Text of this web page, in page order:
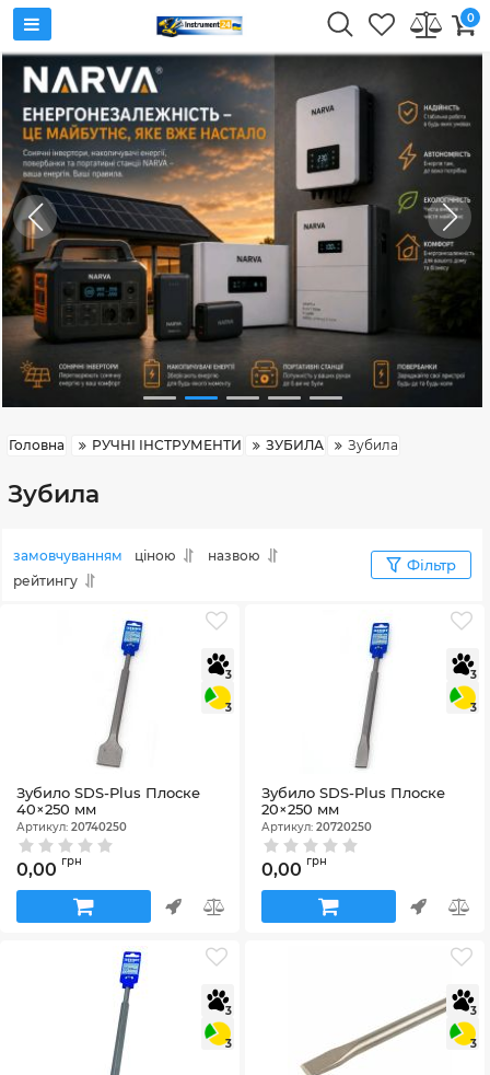
0
Головна РУЧНІ ІНСТРУМЕНТИ ЗУБИЛА Зубила
Зубила
замовчуванням ціною
назвою
рейтингу
Фільтр
3
3
Зубило SDS-Plus Плоске
40×250 мм
Артикул: 20740250
0,00 грн
3
3
Зубило SDS-Plus Плоске
20×250 мм
Артикул: 20720250
0,00 грн
3
3
3
3